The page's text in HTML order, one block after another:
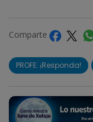
Comparte
PROFE: ¡Responda!